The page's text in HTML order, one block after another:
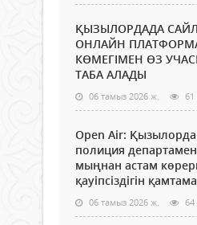
ҚЫЗЫЛОРДАДА
ОНЛАЙН
КӨМЕГІМЕН ӨЗ
ТАБА АЛАДЫ
06 тамыз 2026 ж. 61
Open Air:
полиция
мыңнан астам
қауіпсіздігін
06 тамыз 2026 ж. 64